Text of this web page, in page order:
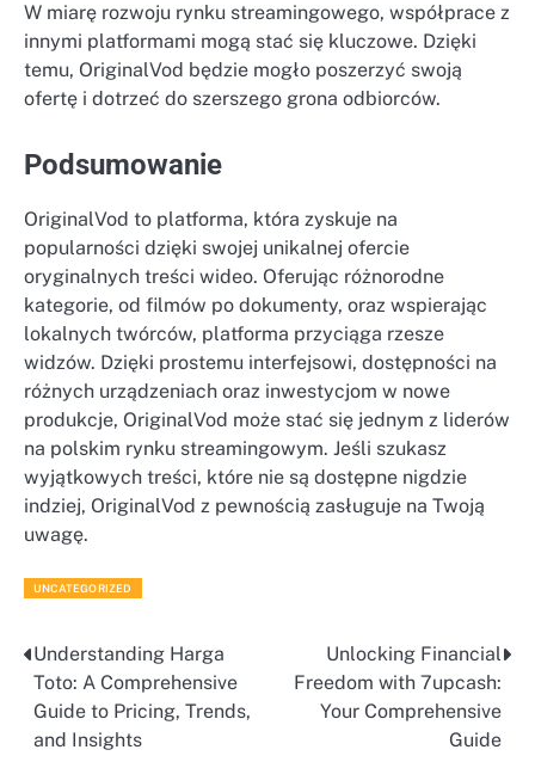
W miarę rozwoju rynku streamingowego, współprace z
innymi platformami mogą stać się kluczowe. Dzięki
temu, OriginalVod będzie mogło poszerzyć swoją
ofertę i dotrzeć do szerszego grona odbiorców.
Podsumowanie
OriginalVod to platforma, która zyskuje na
popularności dzięki swojej unikalnej ofercie
oryginalnych treści wideo. Oferując różnorodne
kategorie, od filmów po dokumenty, oraz wspierając
lokalnych twórców, platforma przyciąga rzesze
widzów. Dzięki prostemu interfejsowi, dostępności na
różnych urządzeniach oraz inwestycjom w nowe
produkcje, OriginalVod może stać się jednym z liderów
na polskim rynku streamingowym. Jeśli szukasz
wyjątkowych treści, które nie są dostępne nigdzie
indziej, OriginalVod z pewnością zasługuje na Twoją
uwagę.
UNCATEGORIZED
Post
navigation
Understanding Harga
Toto: A Comprehensive
Guide to Pricing, Trends,
and Insights
Unlocking Financial
Freedom with 7upcash:
Your Comprehensive
Guide